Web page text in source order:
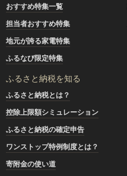
おすすめ特集一覧
担当者おすすめ特集
地元が誇る家電特集
ふるなび限定特集
ふるさと納税を知る
ふるさと納税とは？
控除上限額シミュレーション
ふるさと納税の確定申告
ワンストップ特例制度とは？
寄附金の使い道